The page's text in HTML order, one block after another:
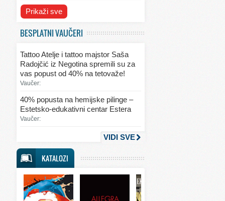
Svet ekologije
Svet kulinarstva
Svet lepote
Svet mode
Svet sporta
Svet tehnike
Svet ugostiteljstva
Prikaži sve
BESPLATNI VAUČERI
Tattoo Atelje i tattoo majstor Saša
Radojčić iz Negotina spremili su za
vas popust od 40% na tetovaže!
Vaučer:
40% popusta na hemijske pilinge –
Estetsko-edukativni centar Estera
Vaučer:
VIDI SVE
KATALOZI